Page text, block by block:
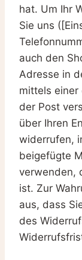
hat. Um Ihr
Sie uns
auch den
Adresse in
mittels einer
der Post
über Ihren
widerrufen,
beigefügte
verwenden,
ist. Zur
aus, dass
des